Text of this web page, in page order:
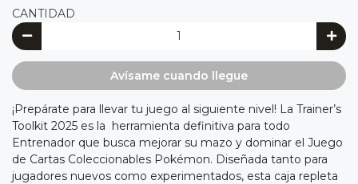
CANTIDAD
Avísame cuando llegue
¡Prepárate para llevar tu juego al siguiente nivel! La Trainer’s
Toolkit 2025 es la herramienta definitiva para todo
Entrenador que busca mejorar su mazo y dominar el Juego
de Cartas Coleccionables Pokémon. Diseñada tanto para
jugadores nuevos como experimentados, esta caja repleta